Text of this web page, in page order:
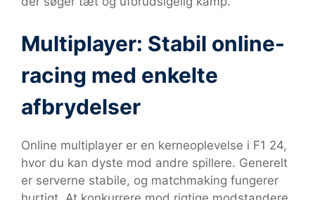
Multiplayer: Stabil online-
racing med enkelte
afbrydelser
Online multiplayer er en kerneoplevelse i F1 24,
hvor du kan dyste mod andre spillere. Generelt
er serverne stabile, og matchmaking fungerer